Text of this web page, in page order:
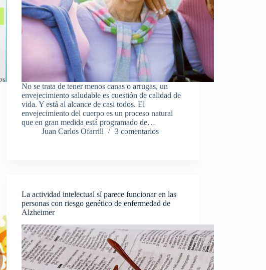
No se trata de tener menos canas o arrugas, un
envejecimiento saludable es cuestión de calidad de
vida. Y está al alcance de casi todos. El
envejecimiento del cuerpo es un proceso natural
que en gran medida está programado de…
Juan Carlos Ofarrill
3 comentarios
La actividad intelectual sí parece funcionar en las
personas con riesgo genético de enfermedad de
Alzheimer